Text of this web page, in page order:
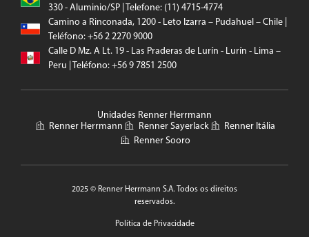
330 - Aluminio/SP | Telefone: (11) 4715-4774
Camino a Rinconada, 1200 - Leto Izarra – Pudahuel – Chile |
Teléfono: +56 2 2270 9000
Calle D Mz. A Lt. 19 - Las Praderas de Lurín - Lurín - Lima –
Peru | Teléfono: +56 9 7851 2500
Unidades Renner Herrmann
Renner Herrmann
Renner Sayerlack
Renner Itália
Renner Sooro
2025 © Renner Herrmann S.A. Todos os direitos
reservados.
Política de Privacidade